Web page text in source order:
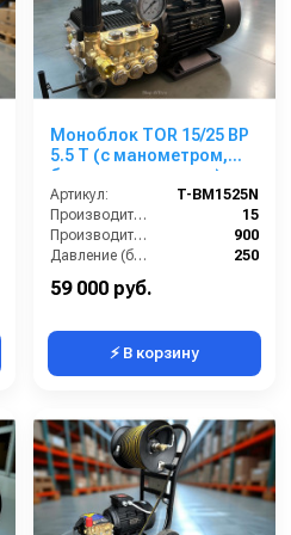
Моноблок TOR 15/25 BP
5.5 T (с манометром,
без кнопки запуска)
Артикул:
T-BM1525N
Производительность (л/мин):
15
Производительность (л/ч):
900
Давление (бар):
250
59 000 руб.
⚡ В корзину